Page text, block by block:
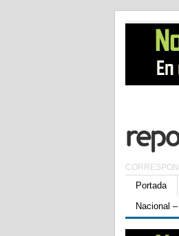
Portada
Nacional